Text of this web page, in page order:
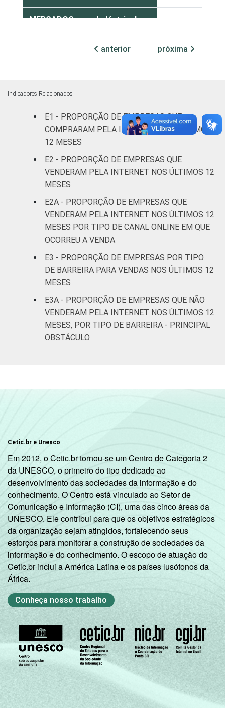
MERCADOS
Indústria de
automotores e
motocicletas
Transporte,
armazenagem e
comunicações
61
Alojamento e
alimentação
60
Informação e
Comunicação
Atividades
Atividades
profissionais,
científicas e
72 27
atividades de
serviços
* Base: 6929 empresas que declararam ter
acesso à Internet, com 10 ou mais pessoas
ocupadas, que constituem os seguintes
segmentos da CNAE 2.0 (C, F, G, H, I, J, L, M,
N, R e S). Dados coletados entre os meses
de setembro e dezembro de 2015.
anterior próxima
Indicadores Relacionados
E1 - PROPORÇÃO DE EMPRESAS QUE
COMPRARAM PELA INTERNET NOS ÚLTIMOS
12 MESES
E2 - PROPORÇÃO DE EMPRESAS QUE
VENDERAM PELA INTERNET NOS ÚLTIMOS 12
MESES
E2A - PROPORÇÃO DE EMPRESAS QUE
VENDERAM PELA INTERNET NOS ÚLTIMOS 12
MESES POR TIPO DE CANAL ONLINE EM QUE
OCORREU A VENDA
E3 - PROPORÇÃO DE EMPRESAS POR TIPO
DE BARREIRA PARA VENDAS NOS ÚLTIMOS 12
MESES
E3A - PROPORÇÃO DE EMPRESAS QUE NÃO
VENDERAM PELA INTERNET NOS ÚLTIMOS 12
MESES, POR TIPO DE BARREIRA - PRINCIPAL
OBSTÁCULO
Cetic.br e Unesco
Em 2012, o Cetic.br tornou-se um Centro de Categoria 2
da UNESCO, o primeiro do tipo dedicado ao
desenvolvimento das sociedades da informação e do
conhecimento. O Centro está vinculado ao Setor de
Comunicação e Informação (CI), uma das cinco áreas da
UNESCO. Ele contribui para que os objetivos estratégicos
da organização sejam atingidos, fortalecendo seus
esforços para monitorar a construção de sociedades da
informação e do conhecimento. O escopo de atuação do
Cetic.br inclui a América Latina e os países lusófonos da
África.
Conheça nosso trabalho